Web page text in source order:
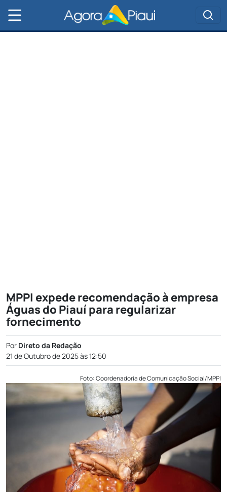
MPPI expede recomendação à empresa
Águas do Piauí para regularizar
fornecimento
Por Direto da Redação
21 de Outubro de 2025 às 12:50
Foto: Coordenadoria de Comunicação Social/MPPI